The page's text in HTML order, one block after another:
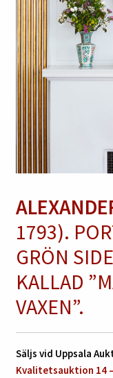
1793).
GRÖN
KALLAD
VAXEN”.
Säljs vid Uppsala
Kvalitetsauktion 14